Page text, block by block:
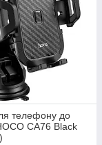
телефону до
CA76 Black